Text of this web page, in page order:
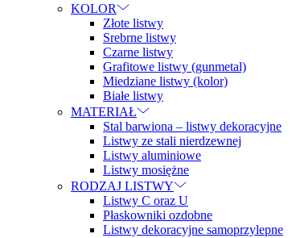
KOLOR
Złote listwy
Srebrne listwy
Czarne listwy
Grafitowe listwy (gunmetal)
Miedziane listwy (kolor)
Białe listwy
MATERIAŁ
Stal barwiona – listwy dekoracyjne
Listwy ze stali nierdzewnej
Listwy aluminiowe
Listwy mosiężne
RODZAJ LISTWY
Listwy C oraz U
Płaskowniki ozdobne
Listwy dekoracyjne samoprzylepne